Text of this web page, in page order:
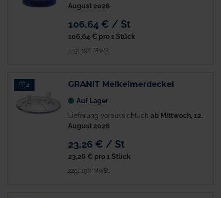
August 2026
106,64 € / St
106,64 € pro 1 Stück
zzgl. 19% MwSt.
2 GRANIT Melkeimerdeckel
Auf Lager
Lieferung voraussichtlich ab Mittwoch, 12.
August 2026
23,26 € / St
23,26 € pro 1 Stück
zzgl. 19% MwSt.